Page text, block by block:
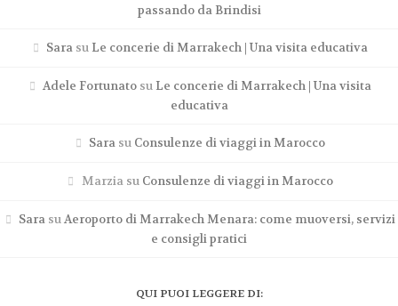
passando da Brindisi
Sara su Le concerie di Marrakech | Una visita educativa
Adele Fortunato su Le concerie di Marrakech | Una visita
educativa
Sara su Consulenze di viaggi in Marocco
Marziasu Consulenze di viaggi in Marocco
Sara suAeroporto di Marrakech Menara: come muoversi, servizi
e consigli pratici
QUI PUOI LEGGERE DI: